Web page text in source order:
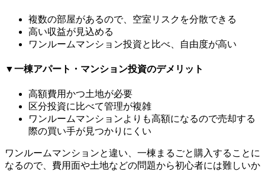
複数の部屋があるので、空室リスクを分散できる
高い収益が見込める
ワンルームマンション投資と比べ、自由度が高い
▼一棟アパート・マンション投資のデメリット
高額費用かつ土地が必要
区分投資に比べて管理が複雑
ワンルームマンションよりも高額になるので売却する
際の買い手が見つかりにくい
ワンルームマンションと違い、一棟まるごと購入することに
なるので、費用面や土地などの問題から初心者には難しいか